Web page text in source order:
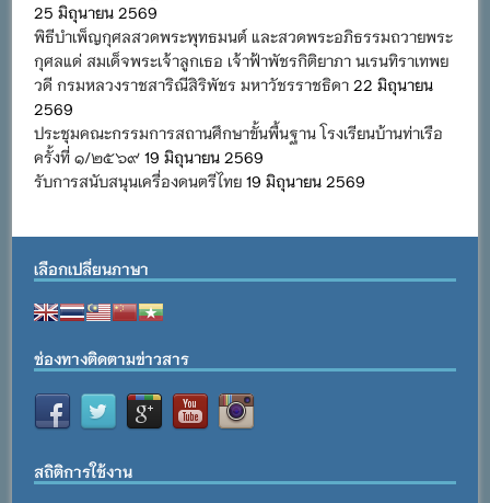
25 มิถุนายน 2569
พิธีบำเพ็ญกุศลสวดพระพุทธมนต์ และสวดพระอภิธรรมถวายพระ
กุศลแด่ สมเด็จพระเจ้าลูกเธอ เจ้าฟ้าพัชรกิติยาภา นเรนทิราเทพย
วดี กรมหลวงราชสาริณีสิริพัชร มหาวัชรราชธิดา 22 มิถุนายน
2569
ประชุมคณะกรรมการสถานศึกษาขั้นพื้นฐาน โรงเรียนบ้านท่าเรือ
ครั้งที่ ๑/๒๕๖๙ 19 มิถุนายน 2569
รับการสนับสนุนเครื่องดนตรีไทย 19 มิถุนายน 2569
เลือกเปลี่ยนภาษา
ช่องทางติดตามข่าวสาร
สถิติการใช้งาน